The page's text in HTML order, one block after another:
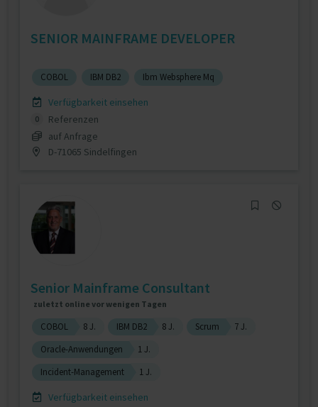
SENIOR MAINFRAME DEVELOPER
COBOL IBM DB2 Ibm Websphere Mq
Verfügbarkeit einsehen
0
Referenzen
auf Anfrage
D-71065 Sindelfingen
Senior Mainframe Consultant
zuletzt online vor wenigen Tagen
COBOL 8 J. IBM DB2 8 J. Scrum
7 J.
Oracle-Anwendungen
1 J.
Incident-Management
1 J.
Verfügbarkeit einsehen